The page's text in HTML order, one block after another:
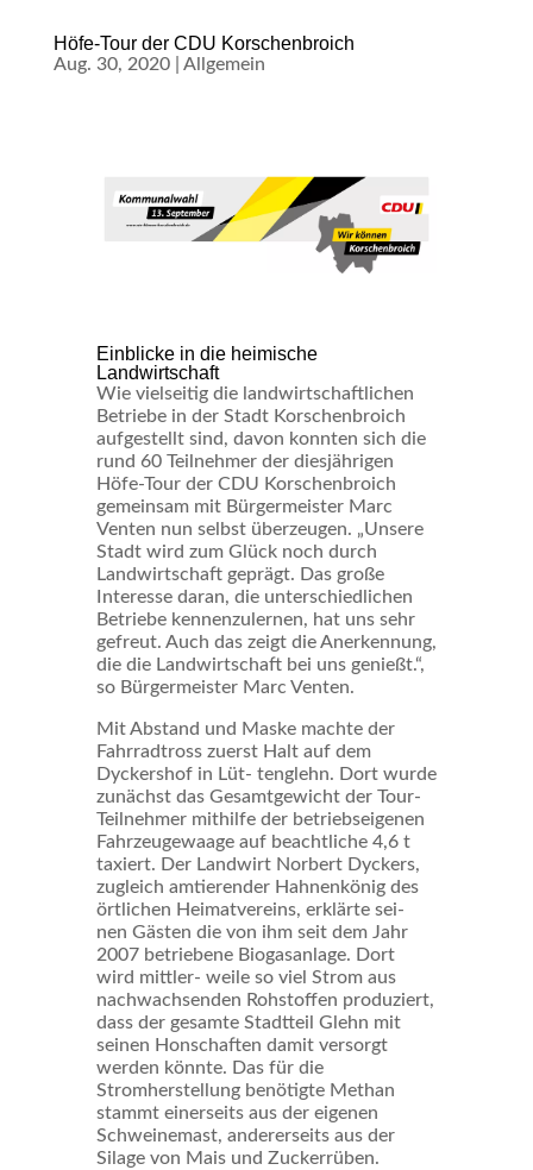
Höfe-Tour der CDU Korschenbroich
Aug. 30, 2020| Allgemein
Einblicke in die heimische
Landwirtschaft
Wie vielseitig die landwirtschaftlichen
Betriebe in der Stadt Korschenbroich
aufgestellt sind, davon konnten sich die
rund 60 Teilnehmer der diesjährigen
Höfe-Tour der CDU Korschenbroich
gemeinsam mit Bürgermeister Marc
Venten nun selbst überzeugen. „Unsere
Stadt wird zum Glück noch durch
Landwirtschaft geprägt. Das große
Interesse daran, die unterschiedlichen
Betriebe kennenzulernen, hat uns sehr
gefreut. Auch das zeigt die Anerkennung,
die die Landwirtschaft bei uns genießt.“,
so Bürgermeister Marc Venten.
Mit Abstand und Maske machte der
Fahrradtross zuerst Halt auf dem
Dyckershof in Lüt- tenglehn. Dort wurde
zunächst das Gesamtgewicht der Tour-
Teilnehmer mithilfe der betriebseigenen
Fahrzeugewaage auf beachtliche 4,6 t
taxiert. Der Landwirt Norbert Dyckers,
zugleich amtierender Hahnenkönig des
örtlichen Heimatvereins, erklärte sei-
nen Gästen die von ihm seit dem Jahr
2007 betriebene Biogasanlage. Dort
wird mittler- weile so viel Strom aus
nachwachsenden Rohstoffen produziert,
dass der gesamte Stadtteil Glehn mit
seinen Honschaften damit versorgt
werden könnte. Das für die
Stromherstellung benötigte Methan
stammt einerseits aus der eigenen
Schweinemast, andererseits aus der
Silage von Mais und Zuckerrüben.